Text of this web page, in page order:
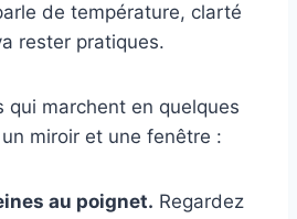
de température, clarté
rester pratiques.
qui marchent en quelques
miroir et une fenêtre :
au poignet. Regardez